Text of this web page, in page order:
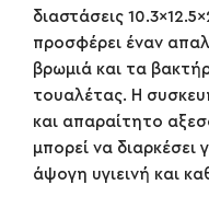
διαστάσεις
προσφέρει έναν
βρωμιά και τα
τουαλέτας. Η
και απαραίτητο
μπορεί να
άψογη υγιεινή και